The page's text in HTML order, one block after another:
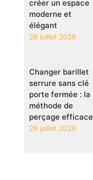
créer un espace
moderne et
élégant
28 juillet 2026
Changer barillet
serrure sans clé
porte fermée : la
méthode de
perçage efficace
28 juillet 2026